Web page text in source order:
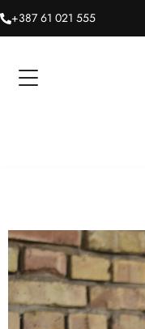
+387 61 021 555